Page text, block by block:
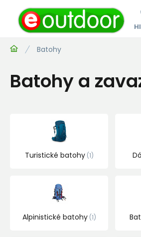
Batohy
Batohy a
Turistické batohy 1
Alpinistické batohy 1